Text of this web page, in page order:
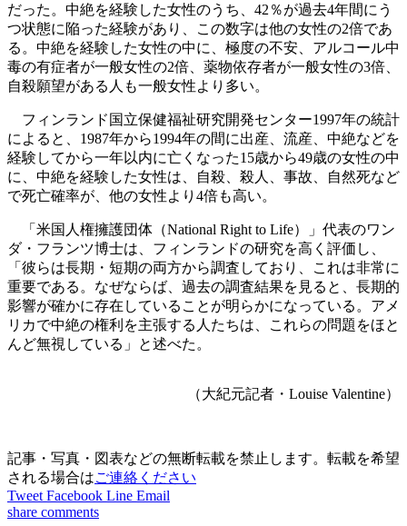
だった。中絶を経験した女性のうち、42％が過去4年間にう
つ状態に陥った経験があり、この数字は他の女性の2倍であ
る。中絶を経験した女性の中に、極度の不安、アルコール中
毒の有症者が一般女性の2倍、薬物依存者が一般女性の3倍、
自殺願望がある人も一般女性より多い。
フィンランド国立保健福祉研究開発センター1997年の統計
によると、1987年から1994年の間に出産、流産、中絶などを
経験してから一年以内に亡くなった15歳から49歳の女性の中
に、中絶を経験した女性は、自殺、殺人、事故、自然死など
で死亡確率が、他の女性より4倍も高い。
「米国人権擁護団体（National Right to Life）」代表のワン
ダ・フランツ博士は、フィンランドの研究を高く評価し、
「彼らは長期・短期の両方から調査しており、これは非常に
重要である。なぜならば、過去の調査結果を見ると、長期的
影響が確かに存在していることが明らかになっている。アメ
リカで中絶の権利を主張する人たちは、これらの問題をほと
んど無視している」と述べた。
（大紀元記者・Louise Valentine）
記事・写真・図表などの無断転載を禁止します。転載を希望
される場合はご連絡ください
Tweet Facebook Line Email
share comments